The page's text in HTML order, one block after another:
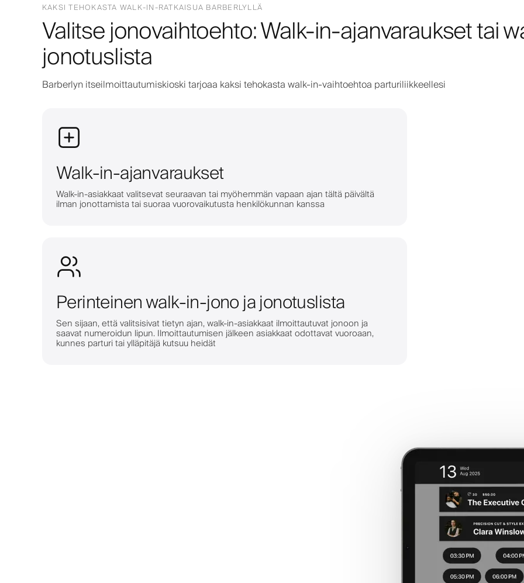
KAKSI TEHOKASTA WALK-IN-RATKAISUA BARBERLYLLÄ
Valitse jonovaihtoehto: Walk-in-ajanvaraukset tai
jonotuslista
Barberlyn itseilmoittautumiskioski tarjoaa kaksi tehokasta walk-in-vaihtoehtoa parturiliikkeellesi
Walk-in-ajanvaraukset
Walk-in-asiakkaat valitsevat seuraavan tai myöhemmän vapaan ajan tältä päivältä
ilman jonottamista tai suoraa vuorovaikutusta henkilökunnan kanssa
Perinteinen walk-in-jono ja jonotuslista
Sen sijaan, että valitsisivat tietyn ajan, walk-in-asiakkaat ilmoittautuvat jonoon ja
saavat numeroidun lipun. Ilmoittautumisen jälkeen asiakkaat odottavat vuoroaan,
kunnes parturi tai ylläpitäjä kutsuu heidät